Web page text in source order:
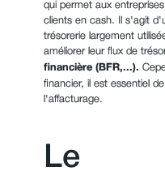
qui permet aux
clients en cash. Il s'agit
trésorerie largement
améliorer leur flux de
financière (BFR,...).
financier, il est essentiel
l'affacturage.
Le